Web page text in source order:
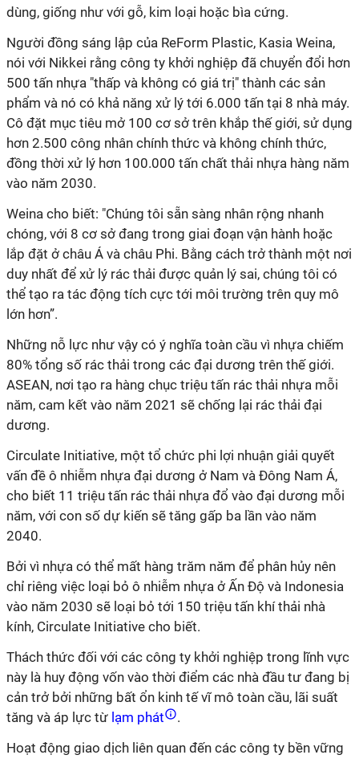
dùng, giống như với gỗ, kim loại hoặc bìa cứng.
Người đồng sáng lập của ReForm Plastic, Kasia Weina,
nói với Nikkei rằng công ty khởi nghiệp đã chuyển đổi hơn
500 tấn nhựa "thấp và không có giá trị" thành các sản
phẩm và nó có khả năng xử lý tới 6.000 tấn tại 8 nhà máy.
Cô đặt mục tiêu mở 100 cơ sở trên khắp thế giới, sử dụng
hơn 2.500 công nhân chính thức và không chính thức,
đồng thời xử lý hơn 100.000 tấn chất thải nhựa hàng năm
vào năm 2030.
Weina cho biết: "Chúng tôi sẵn sàng nhân rộng nhanh
chóng, với 8 cơ sở đang trong giai đoạn vận hành hoặc
lắp đặt ở châu Á và châu Phi. Bằng cách trở thành một nơi
duy nhất để xử lý rác thải được quản lý sai, chúng tôi có
thể tạo ra tác động tích cực tới môi trường trên quy mô
lớn hơn”.
Những nỗ lực như vậy có ý nghĩa toàn cầu vì nhựa chiếm
80% tổng số rác thải trong các đại dương trên thế giới.
ASEAN, nơi tạo ra hàng chục triệu tấn rác thải nhựa mỗi
năm, cam kết vào năm 2021 sẽ chống lại rác thải đại
dương.
Circulate Initiative, một tổ chức phi lợi nhuận giải quyết
vấn đề ô nhiễm nhựa đại dương ở Nam và Đông Nam Á,
cho biết 11 triệu tấn rác thải nhựa đổ vào đại dương mỗi
năm, với con số dự kiến sẽ tăng gấp ba lần vào năm
2040.
Bởi vì nhựa có thể mất hàng trăm năm để phân hủy nên
chỉ riêng việc loại bỏ ô nhiễm nhựa ở Ấn Độ và Indonesia
vào năm 2030 sẽ loại bỏ tới 150 triệu tấn khí thải nhà
kính, Circulate Initiative cho biết.
Thách thức đối với các công ty khởi nghiệp trong lĩnh vực
này là huy động vốn vào thời điểm các nhà đầu tư đang bị
cản trở bởi những bất ổn kinh tế vĩ mô toàn cầu, lãi suất
tăng và áp lực từ lạm phát
.
Hoạt động giao dịch liên quan đến các công ty bền vững